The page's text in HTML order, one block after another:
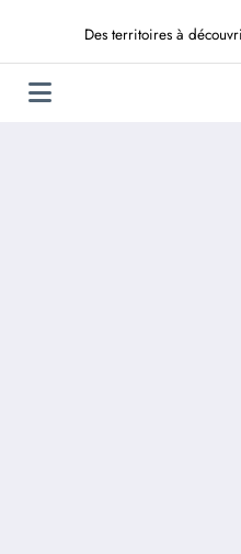
Des territoires à